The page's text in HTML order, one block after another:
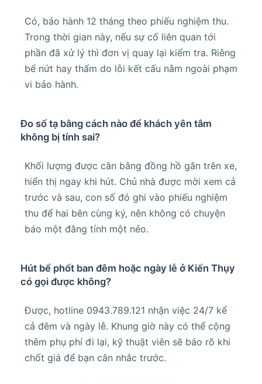
Có, bảo hành 12 tháng theo phiếu nghiệm thu.
Trong thời gian này, nếu sự cố liên quan tới
phần đã xử lý thì đơn vị quay lại kiểm tra. Riêng
bể nứt hay thấm do lỗi kết cấu nằm ngoài phạm
vi bảo hành.
Đo số tạ bằng cách nào để khách yên tâm
không bị tính sai?
Khối lượng được cân bằng đồng hồ gắn trên xe,
hiển thị ngay khi hút. Chủ nhà được mời xem cả
trước và sau, con số đó ghi vào phiếu nghiệm
thu để hai bên cùng ký, nên không có chuyện
báo một đằng tính một nẻo.
Hút bể phốt ban đêm hoặc ngày lễ ở Kiến Thụy
có gọi được không?
Được, hotline 0943.789.121 nhận việc 24/7 kể
cả đêm và ngày lễ. Khung giờ này có thể cộng
thêm phụ phí đi lại, kỹ thuật viên sẽ báo rõ khi
chốt giá để bạn cân nhắc trước.